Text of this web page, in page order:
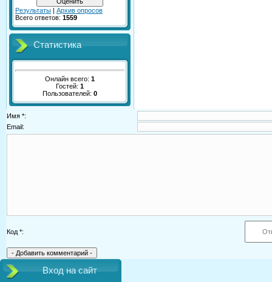
Результаты | Архив опросов
Всего ответов: 1559
Статистика
Онлайн всего: 1
Гостей: 1
Пользователей: 0
Имя *:
Email:
Код *:
Вход на сайт